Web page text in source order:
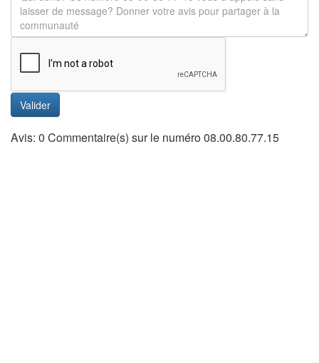
Valider
Avis: 0 Commentaire(s) sur le numéro 08.00.80.77.15